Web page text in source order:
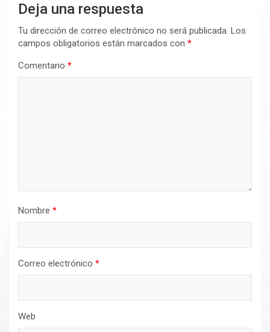
Deja una respuesta
Tu dirección de correo electrónico no será publicada. Los
campos obligatorios están marcados con *
Comentario *
Nombre *
Correo electrónico *
Web